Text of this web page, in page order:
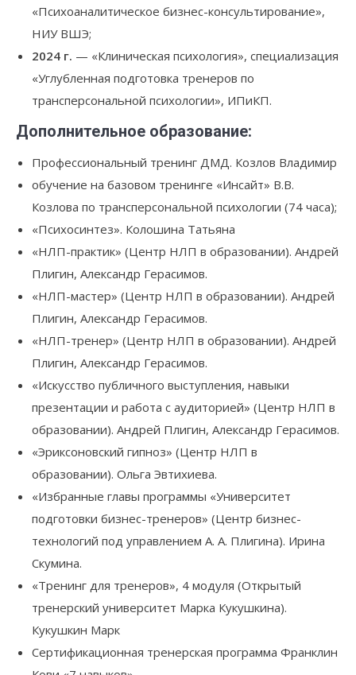
«Психоаналитическое бизнес-консультирование»,
НИУ ВШЭ;
2024 г. — «Клиническая психология», специализация
«Углубленная подготовка тренеров по
трансперсональной психологии», ИПиКП.
Дополнительное образование:
Профессиональный тренинг ДМД. Козлов Владимир
обучение на базовом тренинге «Инсайт» В.В.
Козлова по трансперсональной психологии (74 часа);
«Психосинтез». Колошина Татьяна
«НЛП-практик» (Центр НЛП в образовании). Андрей
Плигин, Александр Герасимов.
«НЛП-мастер» (Центр НЛП в образовании). Андрей
Плигин, Александр Герасимов.
«НЛП-тренер» (Центр НЛП в образовании). Андрей
Плигин, Александр Герасимов.
«Искусство публичного выступления, навыки
презентации и работа с аудиторией» (Центр НЛП в
образовании). Андрей Плигин, Александр Герасимов.
«Эриксоновский гипноз» (Центр НЛП в
образовании). Ольга Эвтихиева.
«Избранные главы программы «Университет
подготовки бизнес-тренеров» (Центр бизнес-
технологий под управлением А. А. Плигина). Ирина
Скумина.
«Тренинг для тренеров», 4 модуля (Открытый
тренерский университет Марка Кукушкина).
Кукушкин Марк
Сертификационная тренерская программа Франклин